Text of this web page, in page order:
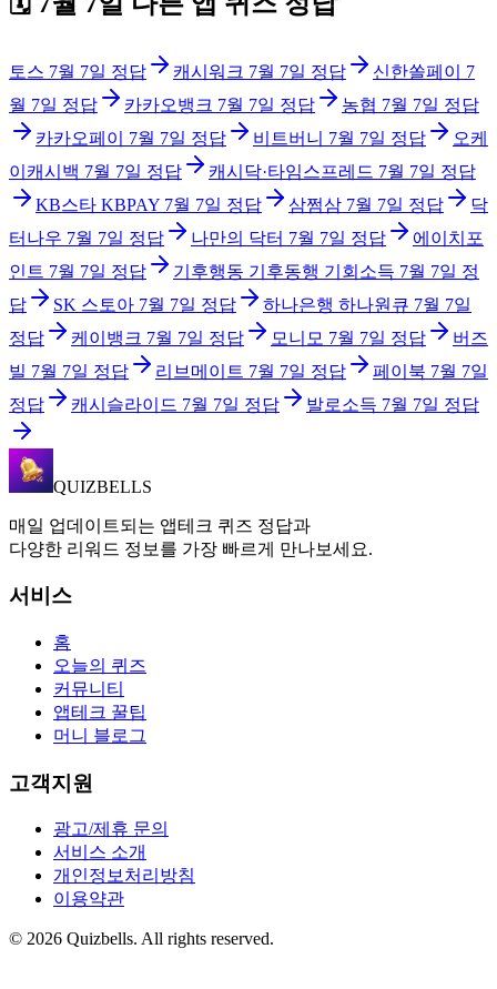
토스 7월 7일 정답 캐시워크 7월 7일 정답 신한쏠페이
7
월 7일 정답 카카오뱅크 7월 7일 정답 농협 7월 7일 정답
카카오페이
7월 7일 정답 비트버니 7월 7일 정답
오케
이캐시백 7월 7일 정답 캐시닥·타임스프레드 7월 7일 정답
KB스타 KBPAY 7월 7일 정답 삼쩜삼 7월 7일 정답
닥
터나우 7월 7일 정답 나만의 닥터 7월 7일 정답
에이치포
인트 7월 7일 정답 기후행동 기후동행 기회소득 7월 7일 정
답
SK 스토아 7월 7일 정답 하나은행 하나원큐 7월 7일
정답
케이뱅크 7월 7일 정답 모니모 7월 7일 정답
버즈
빌 7월 7일 정답 리브메이트 7월 7일 정답 페이북 7월 7일
정답
캐시슬라이드 7월 7일 정답 발로소득 7월 7일 정답
QUIZBELLS
매일 업데이트되는 앱테크 퀴즈 정답과
다양한 리워드 정보를 가장 빠르게 만나보세요.
서비스
홈
오늘의 퀴즈
커뮤니티
앱테크 꿀팁
머니 블로그
고객지원
광고/제휴 문의
서비스 소개
개인정보처리방침
이용약관
© 2026 Quizbells. All rights reserved.